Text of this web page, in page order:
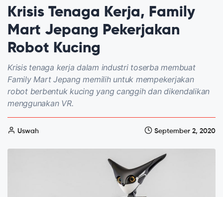
Krisis Tenaga Kerja, Family
Mart Jepang Pekerjakan
Robot Kucing
Krisis tenaga kerja dalam industri toserba membuat
Family Mart Jepang memilih untuk mempekerjakan
robot berbentuk kucing yang canggih dan dikendalikan
menggunakan VR.
Uswah September 2, 2020